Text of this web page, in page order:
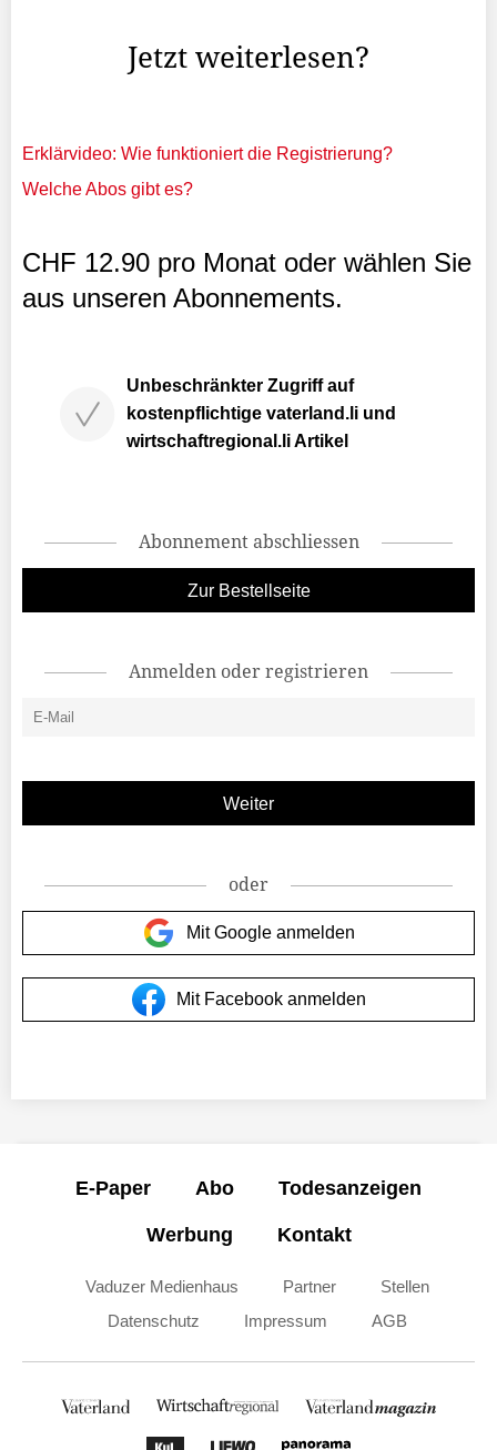
Jetzt weiterlesen?
Erklärvideo: Wie funktioniert die Registrierung?
Welche Abos gibt es?
CHF 12.90 pro Monat oder wählen Sie
aus unseren Abonnements.
Unbeschränkter Zugriff auf
kostenpflichtige vaterland.li und
wirtschaftregional.li Artikel
Abonnement abschliessen
Zur Bestellseite
Anmelden oder registrieren
oder
Mit Google anmelden
Mit Facebook anmelden
E-Paper Abo Todesanzeigen
Werbung Kontakt
Vaduzer Medienhaus Partner
Stellen
Datenschutz
Impressum AGB